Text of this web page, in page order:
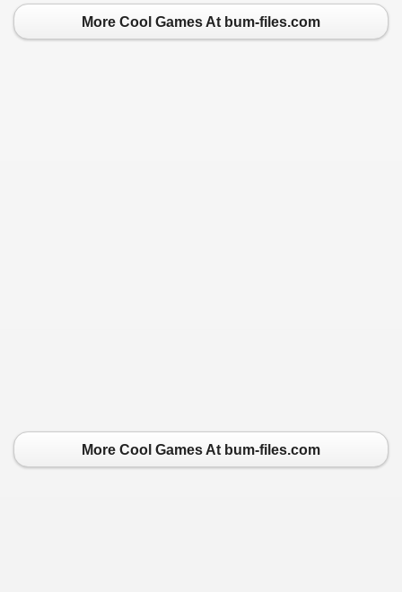
More Cool Games At bum-files.com
More Cool Games At bum-files.com